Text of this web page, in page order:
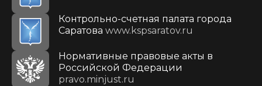
Контрольно-счетная палата города
Саратова www.kspsaratov.ru
Нормативные правовые акты в
Российской Федерации
pravo.minjust.ru